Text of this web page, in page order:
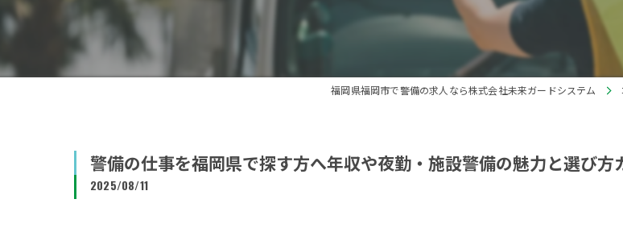
福岡県福岡市で警備の求人なら株式会社未来ガードシステム
警備の仕事を福岡県で探す方へ年収や夜勤・施設警備の魅力と選び方
2025/08/11